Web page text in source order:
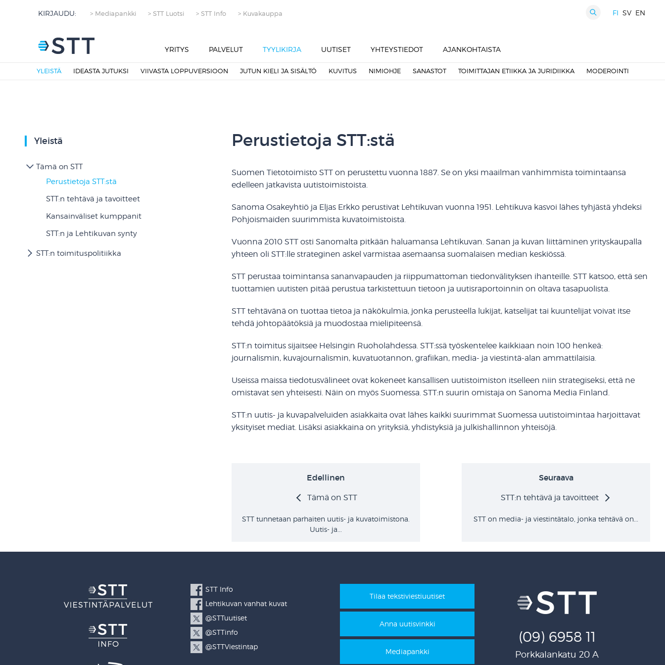
FI SV EN
KIRJAUDU: > Mediapankki > STT Luotsi > STT Info > Kuvakauppa
YRITYS PALVELUT TYYLIKIRJA
YLEISTÄ IDEASTA JUTUKSI VIIVASTA LOPPUVERSIOON JUTUN KIELI JA SISÄLTÖ KUVITUS NIMIOHJE SANASTOT TOIMITTAJAN ETIIKKA JA JURIDIIKKA MODEROINTI
UUTISET YHTEYSTIEDOT AJANKOHTAISTA
Yleistä
Tämä on STT
Perustietoja STT:stä
STT:n tehtävä ja tavoitteet
Kansainväliset kumppanit
STT:n ja Lehtikuvan synty
STT:n toimituspolitiikka
Perustietoja STT:stä
Suomen Tietotoimisto STT on perustettu vuonna 1887. Se on yksi maailman vanhimmista toimintaansa
edelleen jatkavista uutistoimistoista.
Sanoma Osakeyhtiö ja Eljas Erkko perustivat Lehtikuvan vuonna 1951. Lehtikuva kasvoi lähes tyhjästä yhdeksi
Pohjoismaiden suurimmista kuvatoimistoista.
Vuonna 2010 STT osti Sanomalta pitkään haluamansa Lehtikuvan. Sanan ja kuvan liittäminen yrityskaupalla
yhteen oli STT:lle strateginen askel varmistaa asemaansa suomalaisen median keskiössä.
STT perustaa toimintansa sananvapauden ja riippumattoman tiedonvälityksen ihanteille. STT katsoo, että sen
tuottamien uutisten pitää perustua tarkistettuun tietoon ja uutisraportoinnin on oltava tasapuolista.
STT tehtävänä on tuottaa tietoa ja näkökulmia, jonka perusteella lukijat, katselijat tai kuuntelijat voivat itse
tehdä johtopäätöksiä ja muodostaa mielipiteensä.
STT:n toimitus sijaitsee Helsingin Ruoholahdessa. STT:ssä työskentelee kaikkiaan noin 100 henkeä:
journalismin, kuvajournalismin, kuvatuotannon, grafiikan, media- ja viestintä-alan ammattilaisia.
Useissa maissa tiedotusvälineet ovat kokeneet kansallisen uutistoimiston itselleen niin strategiseksi, että ne
omistavat sen yhteisesti. Näin on myös Suomessa. STT:n suurin omistaja on Sanoma Media Finland.
STT:n uutis- ja kuvapalveluiden asiakkaita ovat lähes kaikki suurimmat Suomessa uutistoimintaa harjoittavat
yksityiset mediat. Lisäksi asiakkaina on yrityksiä, yhdistyksiä ja julkishallinnon yhteisöjä.
Edellinen
Tämä on STT
STT tunnetaan parhaiten uutis- ja kuvatoimistona.
Uutis- ja...
Seuraava
STT:n tehtävä ja tavoitteet
STT on media- ja viestintätalo, jonka tehtävä on...
(09) 6958 11
Porkkalankatu 20 A
Tilaa tekstiviestiuutiset
Anna uutisvinkki
Mediapankki
STT Info
Lehtikuvan vanhat kuvat
@STTuutiset
@STTinfo
@STTViestintap